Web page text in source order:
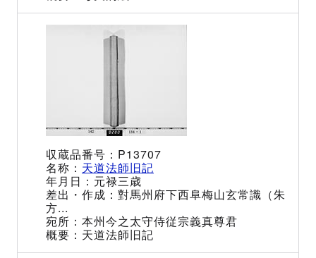
P13707
天道法師旧記
元禄三歳
對馬州府下西阜梅山玄常識（朱
方...
本州今之太守侍従宗義真尊君
天道法師旧記